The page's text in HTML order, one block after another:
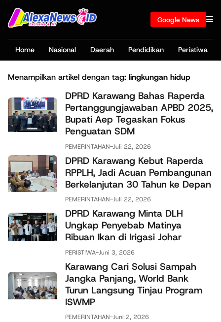
Google News
Home Nasional Daerah Pendidikan Peristiwa
Menampilkan artikel dengan tag: lingkungan hidup
DPRD Karawang Bahas Raperda
Pertanggungjawaban APBD 2025,
Bupati Aep Tegaskan Fokus
Penguatan SDM
PEMERINTAHAN-Juli 22, 2026
DPRD Karawang Kebut Raperda
RPPLH, Jadi Acuan Pembangunan
Berkelanjutan 30 Tahun ke Depan
PEMERINTAHAN-Juli 22, 2026
DPRD Karawang Minta DLH
Ungkap Penyebab Matinya
Ribuan Ikan di Irigasi Johar
PERISTIWA-Juni 3, 2026
Karawang Cari Solusi Sampah
Jangka Panjang, World Bank
Turun Langsung Tinjau Program
ISWMP
PEMERINTAHAN-Juni 2, 2026